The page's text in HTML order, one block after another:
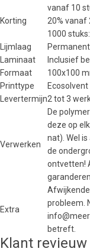
Korting
vanaf 10
20% vanaf
1000
Lijmlaag
Laminaat
Inclusief
Formaat
100x100
Printtype
Levertermijn2 tot 3
Verwerken
De
deze op
nat). Wel
de
ontvetten!
garanderen.
Extra
probleem.
betreft.
Klant revieuw